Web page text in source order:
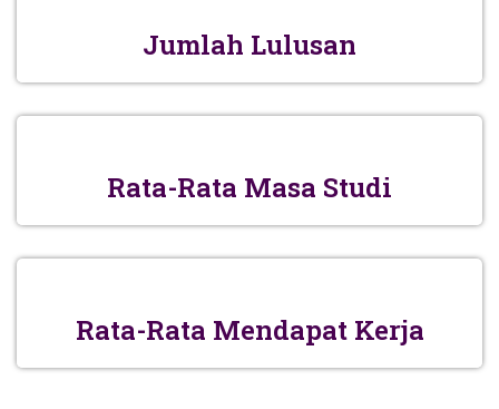
Jumlah Lulusan
Rata-Rata Masa Studi
Rata-Rata Mendapat Kerja